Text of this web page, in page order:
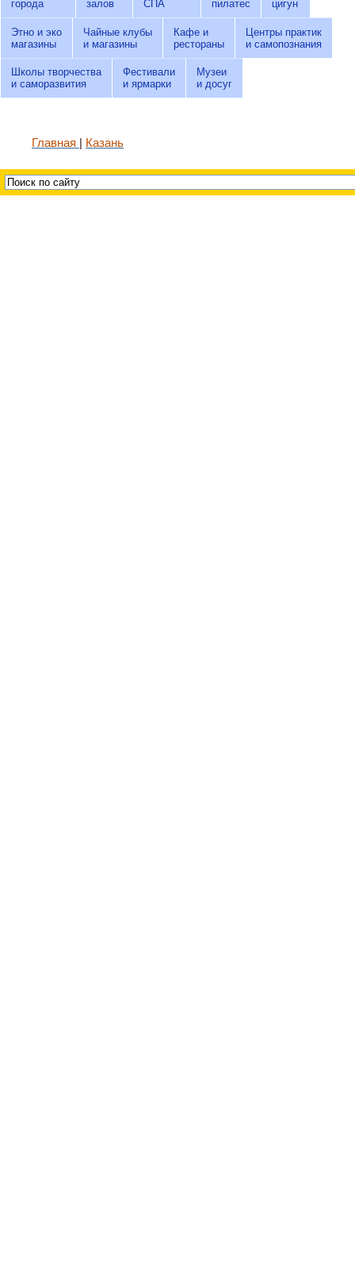
города
залов
СПА
пилатес
цигун
Этно и эко
магазины
Чайные клубы
и магазины
Кафе и
рестораны
Центры практик
и самопознания
Школы творчества
и саморазвития
Фестивали
и ярмарки
Музеи
и досуг
Главная Казань